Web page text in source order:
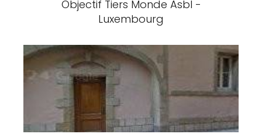
Objectif Tiers Monde Asbl -
Luxembourg